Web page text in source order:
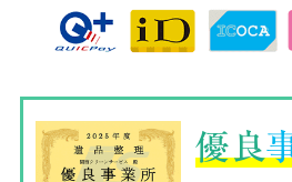
優良